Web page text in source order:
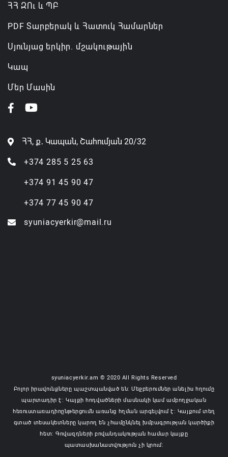
ՀՀ ԶՈւ և ՊԲ
PDF Տարբերակ և Հատուկ Համարներ
Սյունյաց երկիր. մշակութային
Կապ
Մեր Մասին
ՀՀ, ք․ Կապան, Շահումյան 20/32
+374 285 5 25 63
+374 91 45 90 47
+374 77 45 90 47
syuniacyerkir@mail.ru
syuniacyerkir.am © 2020 All Rights Reserved
Բոլոր իրավունքները պաշտպանված են: Մեջբերումներ անելիս հղումը
պարտադիր է: Կայքի հոդվածների մասնակի կամ ամբողջական
հեռուստառադիոընթերցումն առանց հղման արգելվում է: Կայքում տեղ
գտած տեսակետները կարող են չհամընկնել խմբագրության կարծիքի
հետ: Գովազդների բովանդակության համար կայքը
պատասխանատվություն չի կրում: